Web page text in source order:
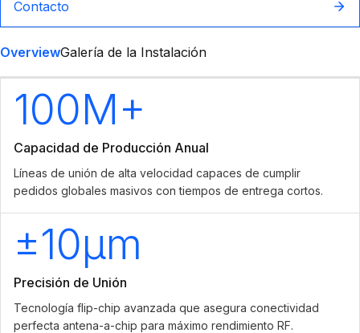
Contacto
OverviewGalería de la Instalación
100M+
Capacidad de Producción Anual
Líneas de unión de alta velocidad capaces de cumplir
pedidos globales masivos con tiempos de entrega cortos.
±10µm
Precisión de Unión
Tecnología flip-chip avanzada que asegura conectividad
perfecta antena-a-chip para máximo rendimiento RF.